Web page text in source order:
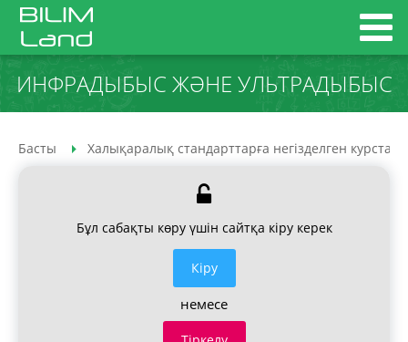
ИНФРАДЫБЫС ЖӘНЕ УЛЬТРАДЫБЫС
Басты Халықаралық стандарттарға негізделген курстар
Бұл сабақты көру үшін сайтқа кіру керек
Кiру
немесе